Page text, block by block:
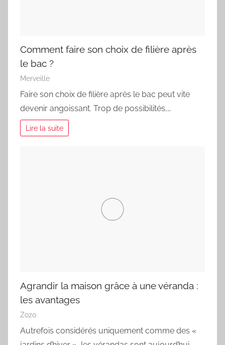
Comment faire son choix de filière après
le bac ?
Merveille
Faire son choix de filière après le bac peut vite
devenir angoissant. Trop de possibilités,…
Lire la suite
Agrandir la maison grâce à une véranda :
les avantages
Zozo
Autrefois considérés uniquement comme des «